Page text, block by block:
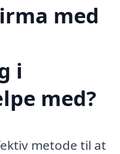
med
i
med?
metode til at